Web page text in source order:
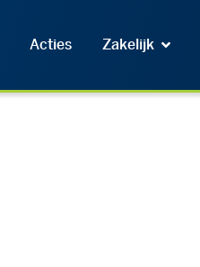
Acties Zakelijk